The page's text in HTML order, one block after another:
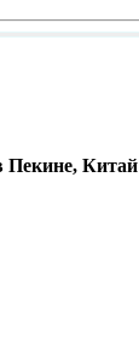
Пекине, Китай